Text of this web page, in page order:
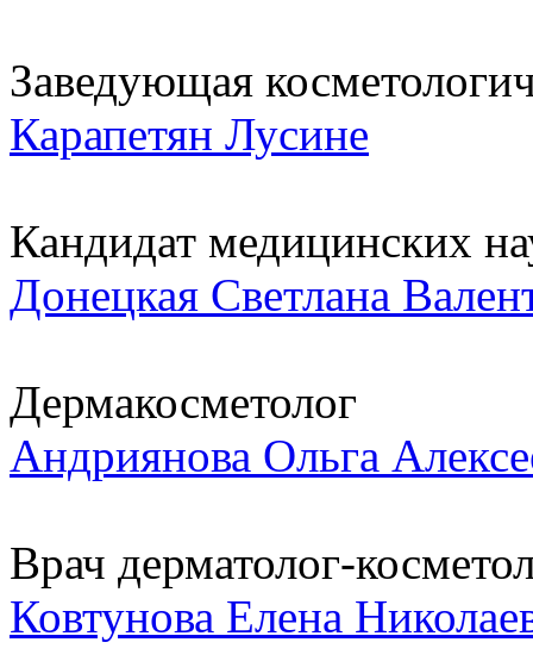
Заведующая
Карапетян Лусине
Кандидат медицинских
Донецкая Светлана
Дермакосметолог
Андриянова Ольга
Врач дерматолог-
Ковтунова Елена